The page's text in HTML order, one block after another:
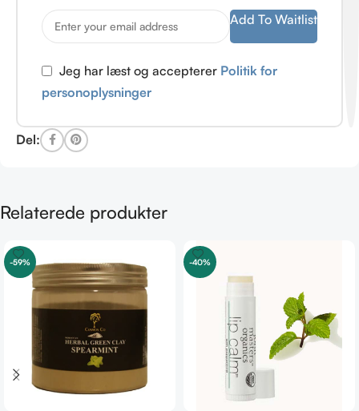
Add To Waitlist
Jeg har læst og accepterer Politik for
personoplysninger
Del:
Relaterede produkter
-59% -40%